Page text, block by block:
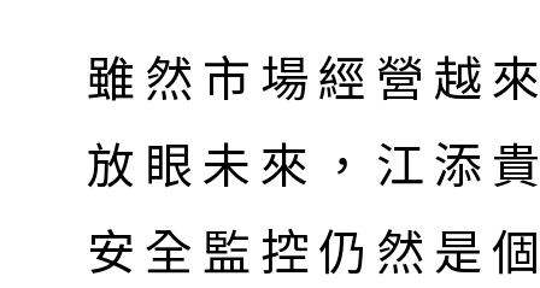
雖然市場經營越
放眼未來，江添
安全監控仍然是